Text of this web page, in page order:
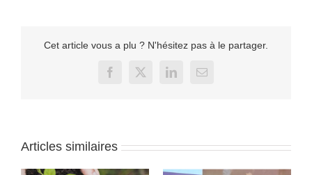
Cet article vous a plu ? N'hésitez pas à le partager.
Facebook
X LinkedInEmail
Articles similaires